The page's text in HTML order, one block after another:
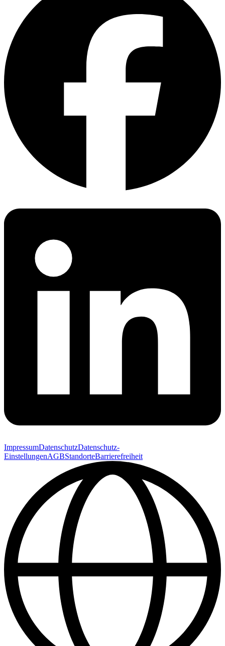
ImpressumDatenschutzDatenschutz-
EinstellungenAGBStandorteBarrierefreiheit